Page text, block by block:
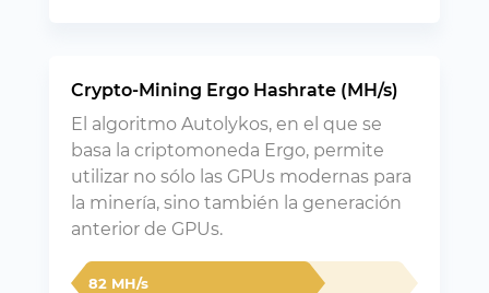
Crypto-Mining Ergo Hashrate (MH/s)
El algoritmo Autolykos, en el que se
basa la criptomoneda Ergo, permite
utilizar no sólo las GPUs modernas para
la minería, sino también la generación
anterior de GPUs.
82 MH/s